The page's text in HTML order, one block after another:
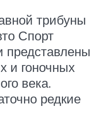
трибуны
Спорт
представлены
и гоночных
века.
редкие